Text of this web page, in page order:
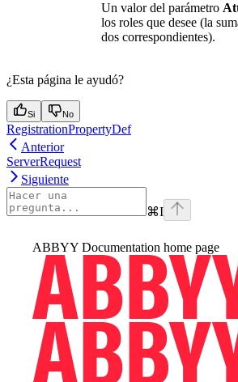
Un valor del parámetro
los roles que desee (la
dos correspondientes).
¿Esta página le ayudó?
Si No
RegistrationPropertyDef
Anterior
ServerRequest
Siguiente
⌘I
ABBYY Documentation home page